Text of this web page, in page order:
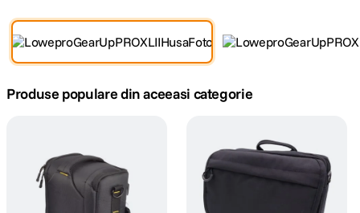
3. trepied telefon
lavaliera
. card memorie
Produse populare din aceeasi categorie